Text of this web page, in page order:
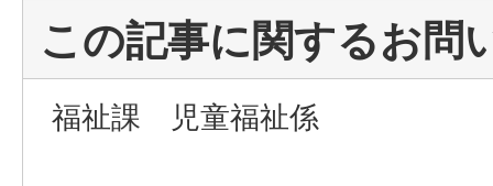
この記事に関するお問
福祉課 児童福祉係